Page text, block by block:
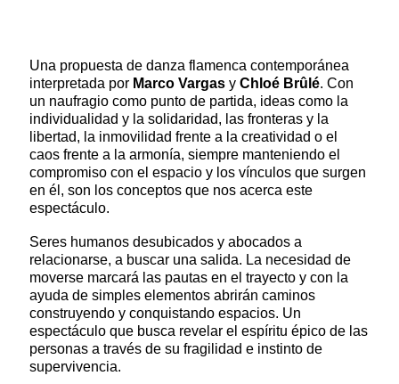
Una propuesta de danza flamenca contemporánea
interpretada por Marco Vargas y Chloé Brûlé. Con
un naufragio como punto de partida, ideas como la
individualidad y la solidaridad, las fronteras y la
libertad, la inmovilidad frente a la creatividad o el
caos frente a la armonía, siempre manteniendo el
compromiso con el espacio y los vínculos que surgen
en él, son los conceptos que nos acerca este
espectáculo.
Seres humanos desubicados y abocados a
relacionarse, a buscar una salida. La necesidad de
moverse marcará las pautas en el trayecto y con la
ayuda de simples elementos abrirán caminos
construyendo y conquistando espacios. Un
espectáculo que busca revelar el espíritu épico de las
personas a través de su fragilidad e instinto de
supervivencia.